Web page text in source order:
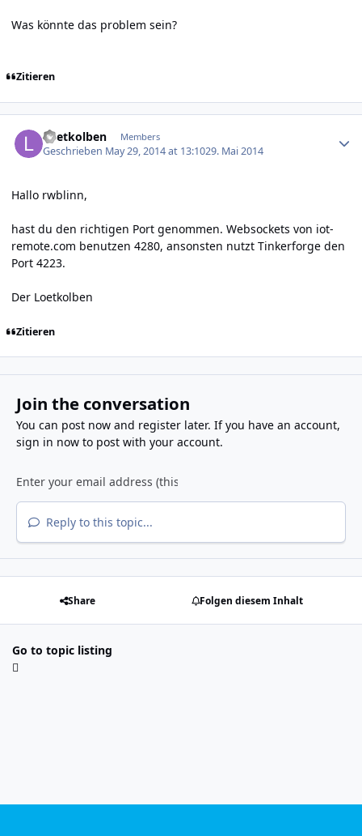
Was könnte das problem sein?
Zitieren
Loetkolben Members
Geschrieben May 29, 2014 at 13:1029. Mai 2014
Hallo rwblinn,
hast du den richtigen Port genommen. Websockets von iot-
remote.com benutzen 4280, ansonsten nutzt Tinkerforge den
Port 4223.
Der Loetkolben
Zitieren
Join the conversation
You can post now and register later. If you have an account,
sign in nowto post with your account.
Reply to this topic...
Share Folgen diesem Inhalt
Go to topic listing